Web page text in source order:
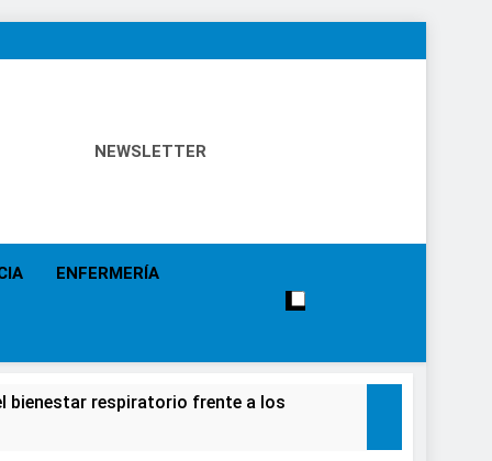
NEWSLETTER
ENFERMERÍA
bienestar respiratorio frente a los